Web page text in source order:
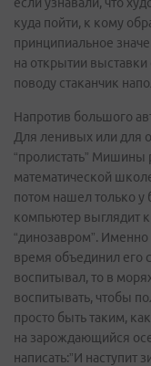
куда пойти, к кому
принципиальное
на открытии
поводу стаканчик
Напротив большого
Для ленивых или для
“пролистать” Мишины
математической
потом нашел только у
компьютер выглядит
“динозавром”. Именно
время объединил его
воспитывал, то в
воспитывать, чтобы
просто быть таким,
на зарождающийся
написать:”И наступит